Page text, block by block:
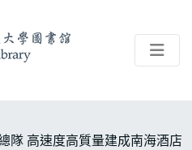
隊 高速度高質量建成南海酒店